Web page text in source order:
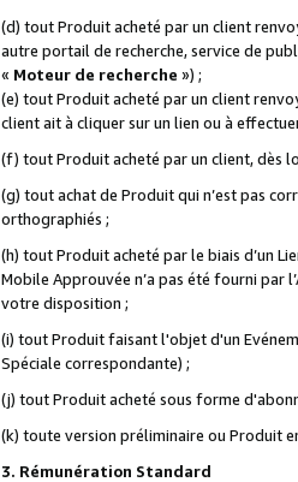
(d) tout Produit acheté par un client
autre portail de recherche, service de
« Moteur de recherche ») ;
(e) tout Produit acheté par un client
client ait à cliquer sur un lien ou à
(f) tout Produit acheté par un client, dès
(g) tout achat de Produit qui n’est pas
orthographiés ;
(h) tout Produit acheté par le biais d’un
Mobile Approuvée n’a pas été fourni par
votre disposition ;
(i) tout Produit faisant l'objet d'un
Spéciale correspondante) ;
(j) tout Produit acheté sous forme
(k) toute version préliminaire ou Produit
3. Rémunération Standard